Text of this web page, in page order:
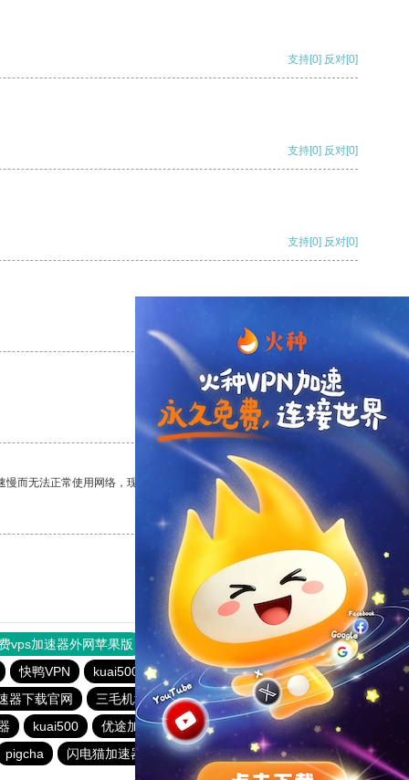
支持[0] 反对[0]
支持[0] 反对[0]
支持[0] 反对[0]
支持
支持[0] 反对[0]
而无法正常使用网络，现在有了这个app，我再也不用担心了。
支持[0] 反对[0]
vps加速器外网苹果版 旋风加速度器
快连加速器
快鸭VPN
kuai500 海鸥加速器
旋风pvn加速器
器下载官网
三毛机场 快连vpm加速
飞鸟加速器
kuai500 优途加速 快柠檬加速器1.08
koko加速器
pigcha
闪电猫加速器30天免费 快鸭加速器官网